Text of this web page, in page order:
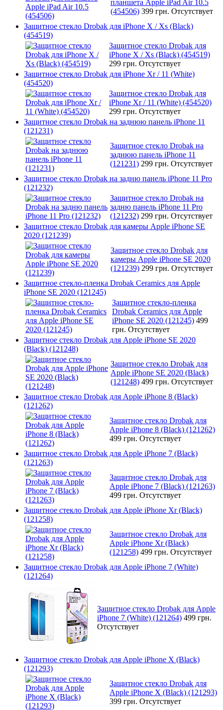
планшета Apple iPad Air 10.5
(454506) 399 грн. Отсутствует
Защитное стекло Drobak для iPhone X / Xs (Black)
(454519)
Защитное стекло Drobak для
iPhone X / Xs (Black) (454519)
299 грн. Отсутствует
Защитное стекло Drobak для iPhone Xr / 11 (White)
(454520)
Защитное стекло Drobak для
iPhone Xr / 11 (White) (454520)
299 грн. Отсутствует
Защитное стекло Drobak на заднюю панель iPhone 11
(121231)
Защитное стекло Drobak на
заднюю панель iPhone 11
(121231) 299 грн. Отсутствует
Защитное стекло Drobak на задню панель iPhone 11 Pro
(121232)
Защитное стекло Drobak на
задню панель iPhone 11 Pro
(121232) 299 грн. Отсутствует
Защитное стекло Drobak для камеры Apple iPhone SE
2020 (121239)
Защитное стекло Drobak для
камеры Apple iPhone SE 2020
(121239) 299 грн. Отсутствует
Защитное стекло-пленка Drobak Ceramics для Apple
iPhone SE 2020 (121245)
Защитное стекло-пленка
Drobak Ceramics для Apple
iPhone SE 2020 (121245) 499
грн. Отсутствует
Защитное стекло Drobak для Apple iPhone SE 2020
(Black) (121248)
Защитное стекло Drobak для
Apple iPhone SE 2020 (Black)
(121248) 499 грн. Отсутствует
Защитное стекло Drobak для Apple iPhone 8 (Black)
(121262)
Защитное стекло Drobak для
Apple iPhone 8 (Black) (121262)
499 грн. Отсутствует
Защитное стекло Drobak для Apple iPhone 7 (Black)
(121263)
Защитное стекло Drobak для
Apple iPhone 7 (Black) (121263)
499 грн. Отсутствует
Защитное стекло Drobak для Apple iPhone Xr (Black)
(121258)
Защитное стекло Drobak для
Apple iPhone Xr (Black)
(121258) 499 грн. Отсутствует
Защитное стекло Drobak для Apple iPhone 7 (White)
(121264)
Защитное стекло Drobak для Apple
iPhone 7 (White) (121264) 499 грн.
Отсутствует
Защитное стекло Drobak для Apple iPhone X (Black)
(121293)
Защитное стекло Drobak для
Apple iPhone X (Black) (121293)
399 грн. Отсутствует